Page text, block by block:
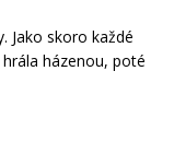
Jako skoro každé
házenou, poté